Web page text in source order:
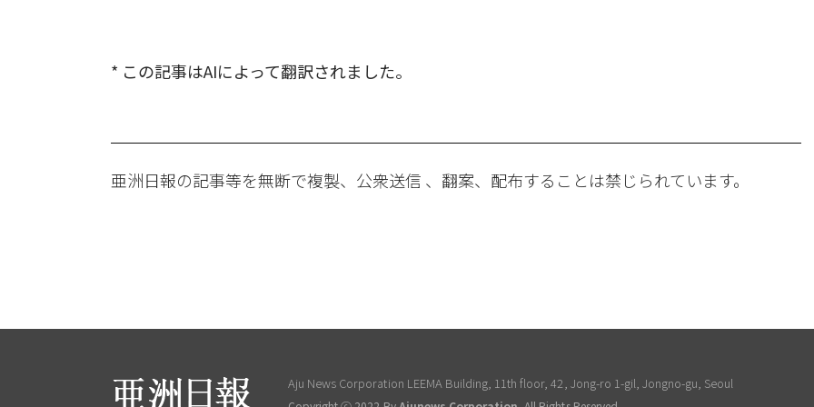
* この記事はAIによって翻訳されました。
亜洲日報の記事等を無断で複製、公衆送信 、翻案、配布することは禁じられています。
Aju News Corporation LEEMA Building, 11th floor, 42, Jong-ro 1-gil, Jongno-gu, Seoul